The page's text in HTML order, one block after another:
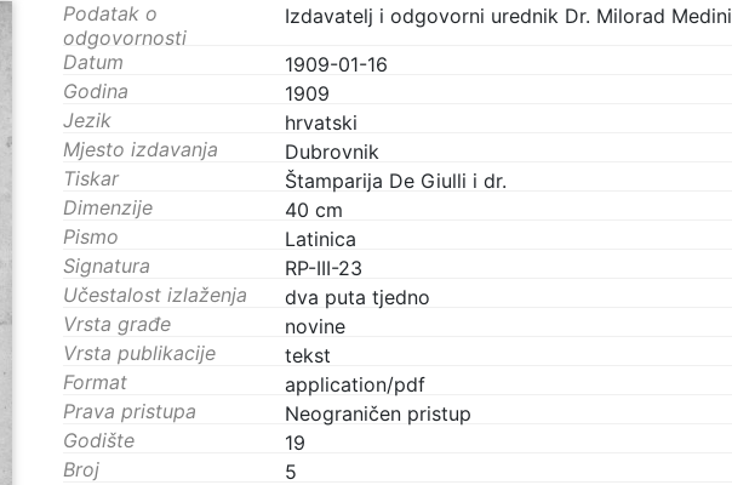
Podatak o
odgovornosti
Izdavatelj i odgovorni urednik Dr. Milorad Medini
Datum
1909-01-16
Godina
1909
Jezik
hrvatski
Mjesto izdavanja
Dubrovnik
Tiskar
Štamparija De Giulli i dr.
Dimenzije
40 cm
Pismo
Latinica
Signatura
RP-III-23
Učestalost izlaženja
dva puta tjedno
Vrsta građe
novine
Vrsta publikacije
tekst
Format
application/pdf
Prava pristupa
Neograničen pristup
Godište
19
Broj
5